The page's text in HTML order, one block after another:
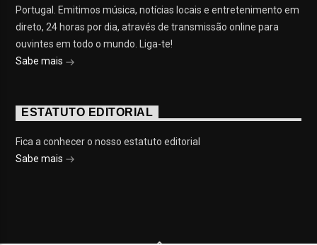
Portugal. Emitimos música, notícias locais e entretenimento em
direto, 24 horas por dia, através de transmissão online para
ouvintes em todo o mundo. Liga-te!
Sabe mais
ESTATUTO EDITORIAL
Fica a conhecer o nosso estatuto editorial
Sabe mais